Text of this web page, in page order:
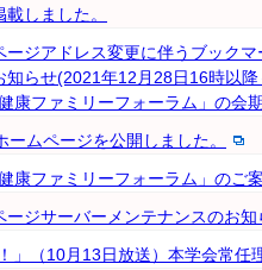
しました。
ージアドレス変更に伴うブック
知らせ(2021年12月28日16時以
康ファミリーフォーラム」の会
ムページを公開しました。
康ファミリーフォーラム」のご
ージサーバーメンテナンスのお知
」（10月13日放送）本学会常任